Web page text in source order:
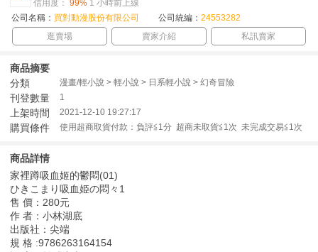
信用度： 99% 1 小時前上線
公司名稱： 買對動漫股份有限公司 公司統編： 24553282
逛賣場
賣家介紹 私訊賣家
商品摘要
分類
漫畫/輕小說 > 輕小說 > 日系輕小說 > 幻奇冒險
刊登數量 1
上架時間 2021-12-10 19:27:17
購買條件 使用超商取貨付款：負評≦1分 超商未取貨≦1次 未完成交易≦1次
商品詳情
家裡蹲吸血姬的鬱悶(01)
ひきこまり吸血姫の悶々1
售 價：280元
作 者：小林湖底
出版社：尖端
規 格 :9786263164154